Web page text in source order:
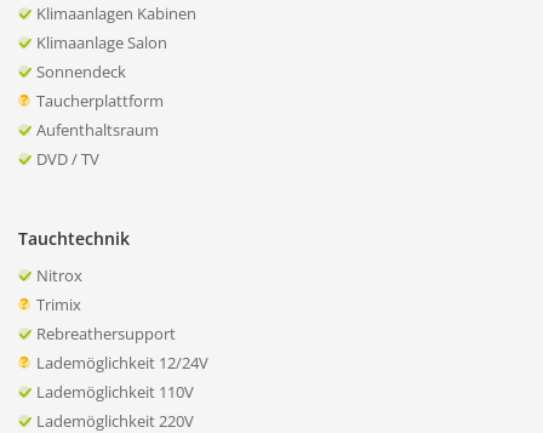
Klimaanlagen Kabinen
Klimaanlage Salon
Sonnendeck
Taucherplattform
Aufenthaltsraum
DVD / TV
Tauchtechnik
Nitrox
Trimix
Rebreathersupport
Lademöglichkeit 12/24V
Lademöglichkeit 110V
Lademöglichkeit 220V